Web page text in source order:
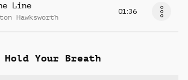
Line
Hawksworth
01:36
Hold Your Breath